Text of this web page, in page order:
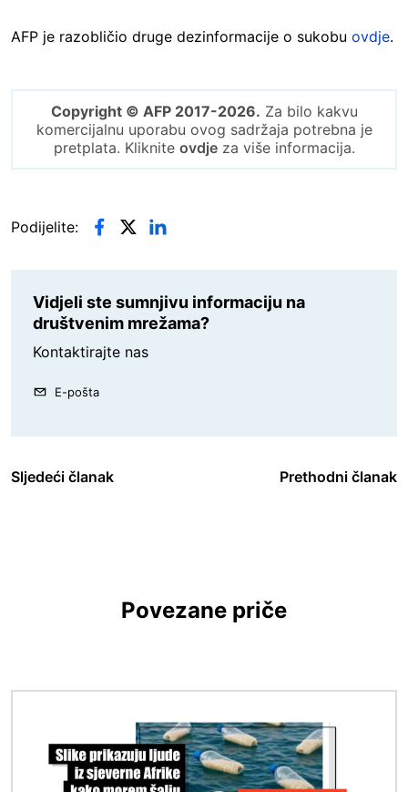
AFP je razobličio druge dezinformacije o sukobu ovdje.
Copyright © AFP 2017-2026. Za bilo kakvu
komercijalnu uporabu ovog sadržaja potrebna je
pretplata. Kliknite ovdjeza više informacija.
Podijelite:
Vidjeli ste sumnjivu informaciju na
društvenim mrežama?
Kontaktirajte nas
E-pošta
Sljedeći članak Prethodni članak
Povezane priče